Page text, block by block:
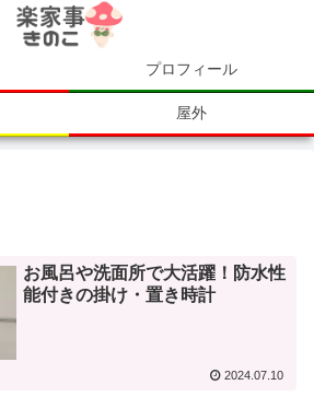
プロフィール
屋外
お風呂や洗面所で大活躍！防水性
能付きの掛け・置き時計
2024.07.10